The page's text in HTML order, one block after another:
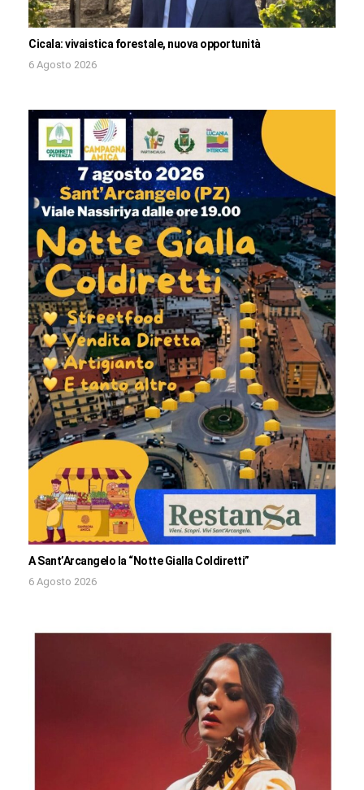
Cicala: vivaistica forestale, nuova opportunità
6 Agosto 2026
A Sant’Arcangelo la “Notte Gialla Coldiretti”
6 Agosto 2026